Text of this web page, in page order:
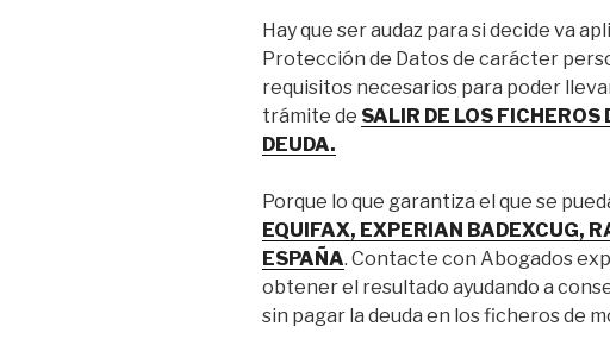
Hay que ser audaz para si decide va
Protección de Datos de carácter
requisitos necesarios para poder
trámite de SALIR DE LOS FICHEROS
DEUDA.
Porque lo que garantiza el que se
EQUIFAX, EXPERIAN BADEXCUG,
ESPAÑA. Contacte con Abogados
obtener el resultado ayudando a
sin pagar la deuda en los ficheros de